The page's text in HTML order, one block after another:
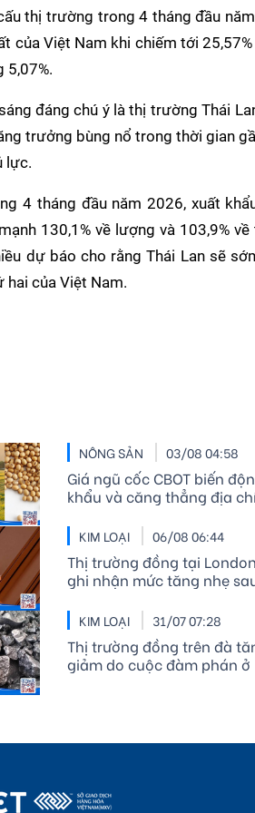
thị trường trong 4 tháng đầu
của Việt Nam khi chiếm tới
5,07%.
đáng chú ý là thị trường Thái
trưởng bùng nổ trong thời gian
lực.
4 tháng đầu năm 2026, xuất
130,1% về lượng và 103,9%
dự báo cho rằng Thái Lan sẽ
hai của Việt Nam.
NÔNG SẢN 03/08 04:58
Giá ngũ cốc CBOT biến
khẩu và căng thẳng địa
KIM LOẠI 06/08 06:44
Thị trường đồng tại
ghi nhận mức tăng nhẹ
KIM LOẠI 31/07 07:28
Thị trường đồng trên đà
giảm do cuộc đàm phán